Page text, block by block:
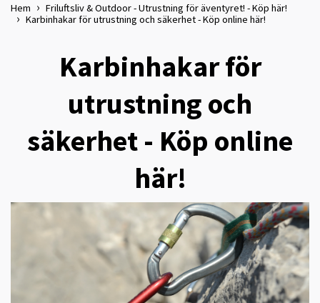
Hem
Friluftsliv & Outdoor - Utrustning för äventyret! - Köp här!
Karbinhakar för utrustning och säkerhet - Köp online här!
Karbinhakar för
utrustning och
säkerhet - Köp online
här!